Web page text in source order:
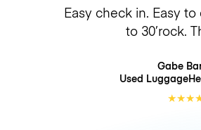
Easy check in. Easy
to 30’rock.
Gabe
Used
★★★